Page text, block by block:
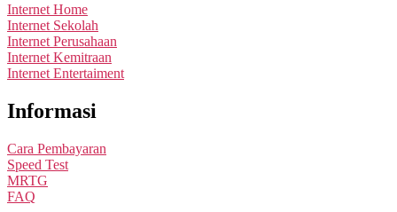
Internet Home
Internet Sekolah
Internet Perusahaan
Internet Kemitraan
Internet Entertaiment
Informasi
Cara Pembayaran
Speed Test
MRTG
FAQ